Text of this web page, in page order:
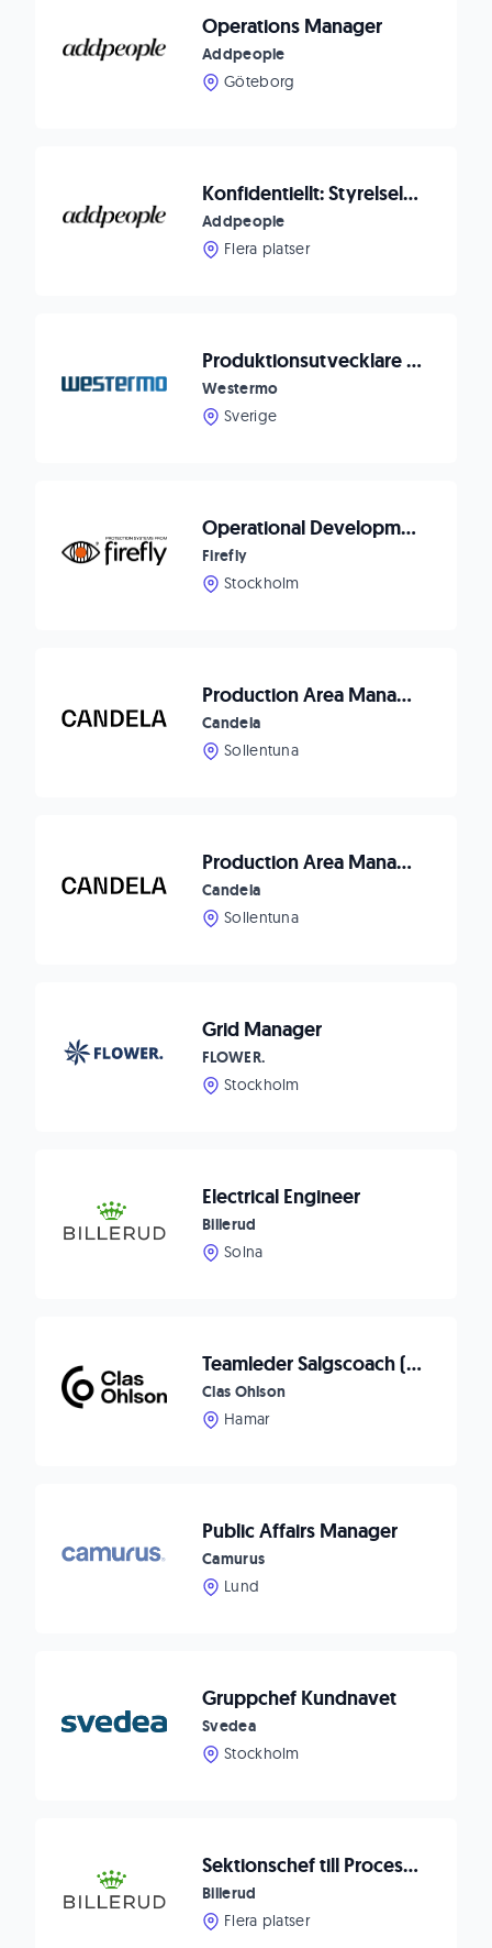
Operations Manager
Addpeople
Göteborg
Konfidentiellt: Styrelseledamot
Addpeople
Flera platser
Produktionsutvecklare (produktionsingenjör)
Westermo
Sverige
Operational Development Manager – Firefly
Firefly
Stockholm
Production Area Manager - Painting
Candela
Sollentuna
Production Area Manager - Interior
Candela
Sollentuna
Grid Manager
FLOWER.
Stockholm
Electrical Engineer
Billerud
Solna
Teamleder Salgscoach (vikariat 1 år)
Clas Ohlson
Hamar
Public Affairs Manager
Camurus
Lund
Gruppchef Kundnavet
Svedea
Stockholm
Sektionschef till Processlab i Skärblacka, Norrköping
Billerud
Flera platser